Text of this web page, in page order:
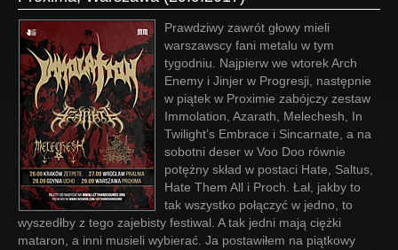
Prawdziwy zawrót głowy mieli
warszawscy fani metalu w tym
tygodniu. Najpierw we wtorek Arch
Enemy i Jinjer w Progresji, następnie
w piątek w Proximie zabójczy zestaw
Immolation, Azarath, Melechesh, In
Twilight’s Embrace i Sincarnate, a na
sobotni deser w Voo Doo równie
potężny skład w postaci Hate, Saltus,
Hate Them All i Proch. Łał, jakby to
tak wszystko połączyć w jedno, to
wyszedłby z tego zajebisty festiwal. A tak jedni mają ciężki
mataron, a inni musieli wybierać. Ja postawiłem na piątkowy